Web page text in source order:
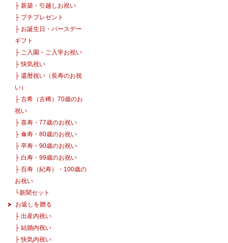
├ 新築・引越しお祝い
├ プチプレゼント
├ お誕生日・バースデー
ギフト
├ ご入園・ご入学お祝い
├快気祝い
├ 還暦祝い（長寿のお祝
い）
├ 古希（古稀）70歳のお
祝い
├ 喜寿・77歳のお祝い
├ 傘寿・80歳のお祝い
├ 卒寿・90歳のお祝い
├ 白寿・99歳のお祝い
├ 百寿（紀寿）・100歳の
お祝い
└新聞セット
お返しを贈る
├ 出産内祝い
├ 結婚内祝い
├快気内祝い